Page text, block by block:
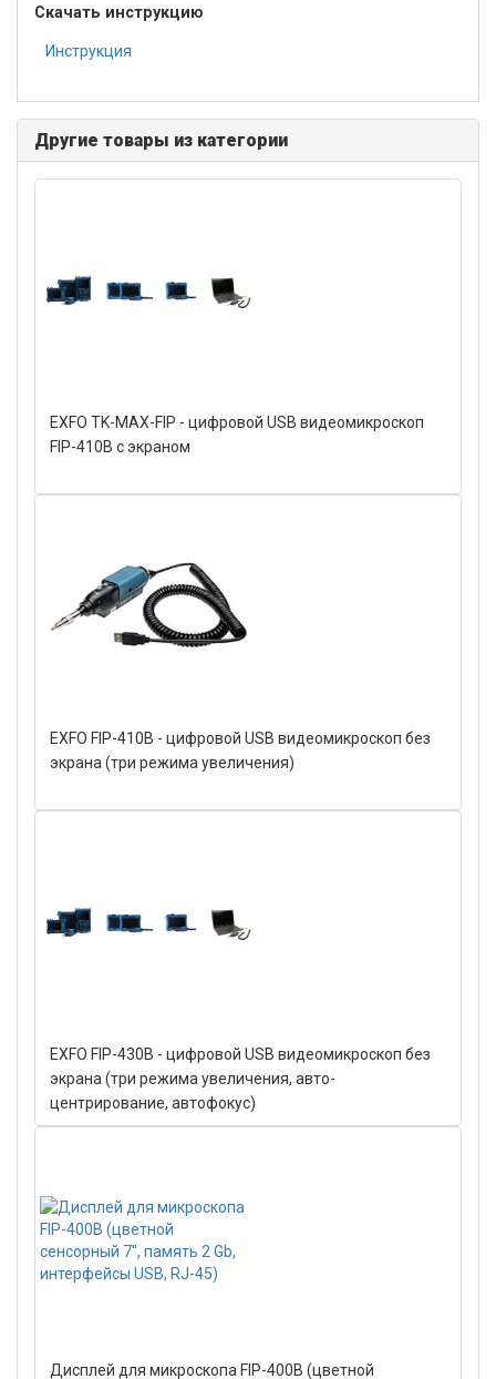
Скачать инструкцию
Инструкция
Другие товары из категории
EXFO TK-MAX-FIP - цифровой USB видеомикроскоп
FIP-410B с экраном
EXFO FIP-410B - цифровой USB видеомикроскоп без
экрана (три режима увеличения)
EXFO FIP-430B - цифровой USB видеомикроскоп без
экрана (три режима увеличения, авто-
центрирование, автофокус)
Дисплей для микроскопа FIP-400B (цветной